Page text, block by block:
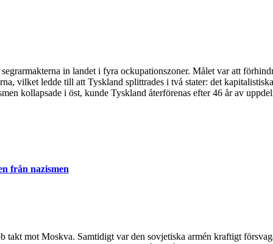
in landet i fyra ockupationszoner. Målet var att
vilket ledde till att Tyskland splittrades i två stater: det
kollapsade i öst, kunde Tyskland återförenas efter 46 år av
från nazismen
takt mot Moskva. Samtidigt var den sovjetiska armén kraftigt